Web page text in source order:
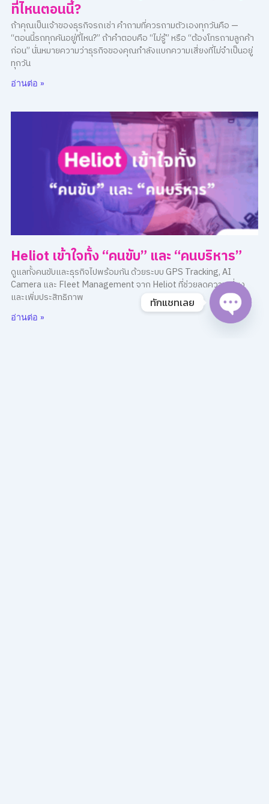
ที่ไหนตอนนี้?
ถ้าคุณเป็นเจ้าของธุรกิจรถเช่า คำถามที่ควรถามตัวเองทุกวันคือ —
“ตอนนี้รถทุกคันอยู่ที่ไหน?” ถ้าคำตอบคือ “ไม่รู้” หรือ “ต้องโทรถามลูกค้า
ก่อน” นั่นหมายความว่าธุรกิจของคุณกำลังแบกความเสี่ยงที่ไม่จำเป็นอยู่
ทุกวัน
อ่านต่อ »
Heliot เข้าใจทั้ง “คนขับ” และ “คนบริหาร”
ดูแลทั้งคนขับและธุรกิจไปพร้อมกัน ด้วยระบบ GPS Tracking, AI
Camera และ Fleet Management จาก Heliot ที่ช่วยลดความเสี่ยง
และเพิ่มประสิทธิภาพ
อ่านต่อ »
ทักแชทเลย